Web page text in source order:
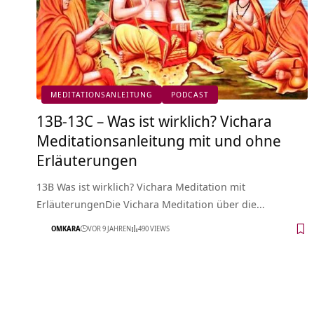
MEDITATIONSANLEITUNG PODCAST
13B-13C – Was ist wirklich? Vichara
Meditationsanleitung mit und ohne
Erläuterungen
13B Was ist wirklich? Vichara Meditation mit
ErläuterungenDie Vichara Meditation über die…
OMKARA VOR 9 JAHREN 490 VIEWS